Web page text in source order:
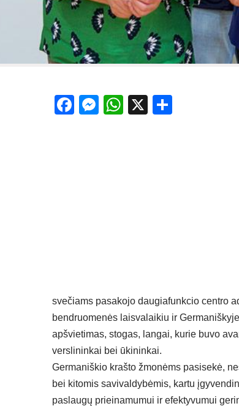
Facebook
Messenger
WhatsApp
X
svečiams pasakojo daugiafunkcio centro
bendruomenės laisvalaikiu ir
apšvietimas, stogas, langai, kurie buvo
verslininkai bei ūkininkai.
Germaniškio krašto žmonėms pasisekė,
bei kitomis savivaldybėmis, kartu
paslaugų prieinamumui ir efektyvumui